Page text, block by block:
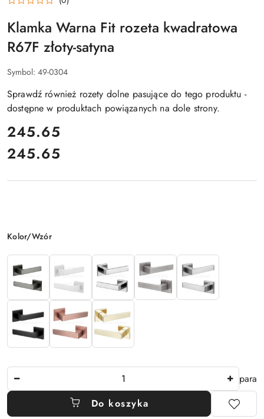
Klamka Warna Fit rozeta kwadratowa
R67F złoty-satyna
Symbol: 49-0304
Sprawdź również rozety dolne pasujące do tego produktu -
dostępne w produktach powiązanych na dole strony.
cena:
245.65
Cena:
245.65
Wariant
Kolor/Wzór
para
Do koszyka